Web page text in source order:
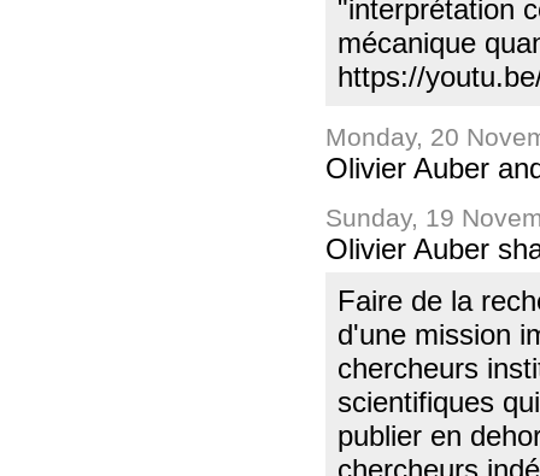
"interprétation
mécanique
https://
Monday, 20
Olivier Auber
Sunday, 19
Olivier Auber
Faire de la
d'une mission
chercheurs
scientifiques
publier en
chercheurs